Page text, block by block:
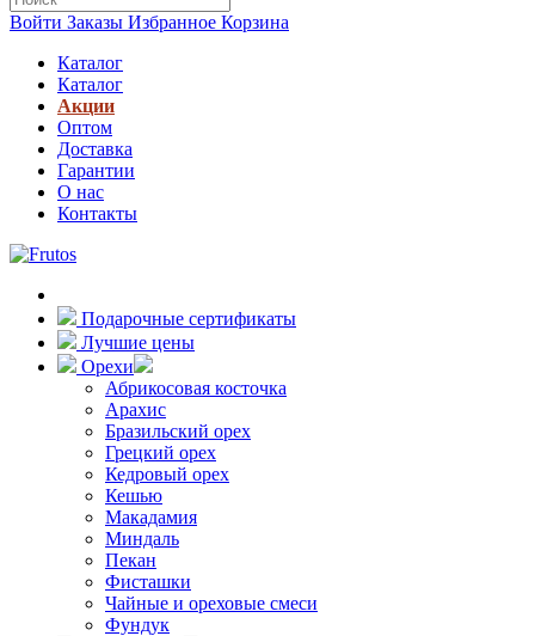
Войти Заказы Избранное Корзина
Каталог
Каталог
Акции
Оптом
Доставка
Гарантии
О нас
Контакты
Подарочные сертификаты
Лучшие цены
Орехи
Абрикосовая косточка
Арахис
Бразильский орех
Грецкий орех
Кедровый орех
Кешью
Макадамия
Миндаль
Пекан
Фисташки
Чайные и ореховые смеси
Фундук